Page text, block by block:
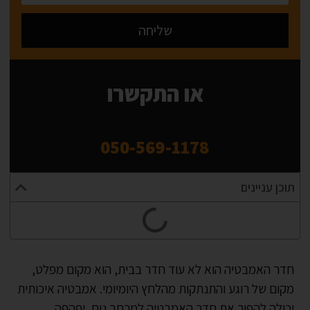
חדר האמבטיה הוא לא עוד חדר בבית, הוא מקום מפלט,
מקום של רוגע והתנתקות מהלחץ היומיומי. אמבטיה איכותית
שליחה
Alternative:
או התקשרו
050-569-1178
תוכן עניינים